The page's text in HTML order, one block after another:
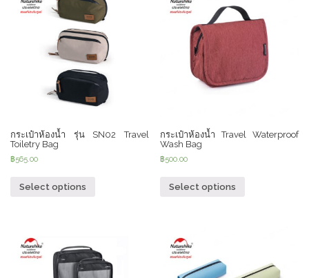
กระเป๋าห้องน้ำ รุ่น SN02 Travel
Toiletry Bag
฿565.00
Select options
กระเป๋าห้องน้ำ Travel Waterproof
Wash Bag
฿500.00
Select options